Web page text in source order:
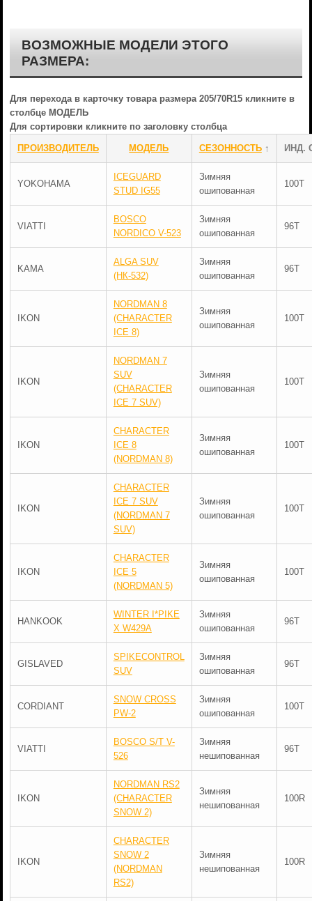
ВОЗМОЖНЫЕ МОДЕЛИ ЭТОГО
РАЗМЕРА:
Для перехода в карточку товара размера 205/70R15 кликните в
столбце МОДЕЛЬ
Для сортировки кликните по заголовку столбца
ПРОИЗВОДИТЕЛЬ МОДЕЛЬ СЕЗОННОСТЬ↑ ИНД.
YOKOHAMA
ICEGUARD
STUD IG55
Зимняя
ошипованная
100T
VIATTI
BOSCO
NORDICO V-523
Зимняя
ошипованная
96T
KAMA
ALGA SUV
(НК-532)
Зимняя
ошипованная
96T
IKON
NORDMAN 8
(CHARACTER
ICE 8)
Зимняя
ошипованная
100T
IKON
NORDMAN 7
SUV
(CHARACTER
ICE 7 SUV)
Зимняя
ошипованная
100T
IKON
CHARACTER
ICE 8
(NORDMAN 8)
Зимняя
ошипованная
100T
IKON
CHARACTER
ICE 7 SUV
(NORDMAN 7
SUV)
Зимняя
ошипованная
100T
IKON
CHARACTER
ICE 5
(NORDMAN 5)
Зимняя
ошипованная
100T
HANKOOK
WINTER I*PIKE
X W429A
Зимняя
ошипованная
96T
GISLAVED
SPIKECONTROL
SUV
Зимняя
ошипованная
96T
CORDIANT
SNOW CROSS
PW-2
Зимняя
ошипованная
100T
VIATTI
BOSCO S/T V-
526
Зимняя
нешипованная
96T
IKON
NORDMAN RS2
(CHARACTER
SNOW 2)
Зимняя
нешипованная
100R
IKON
CHARACTER
SNOW 2
(NORDMAN
RS2)
Зимняя
нешипованная
100R